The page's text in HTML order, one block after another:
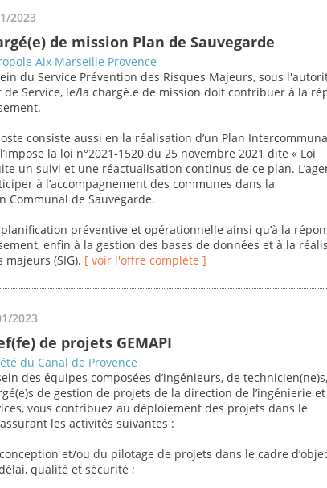
2023
de mission Plan de Sauvegarde
Aix Marseille Provence
du Service Prévention des Risques Majeurs, sous
de Service, le/la chargé.e de mission doit contribuer à la
consiste aussi en la réalisation d’un Plan
la loi n°2021-1520 du 25 novembre 2021 dite « Loi
un suivi et une réactualisation continus de ce plan.
à l’accompagnement des communes dans la
Communal de Sauvegarde.
préventive et opérationnelle ainsi qu’à la
enfin à la gestion des bases de données et à la
(SIG). [ voir l'offre complète ]
2023
de projets GEMAPI
du Canal de Provence
des équipes composées d’ingénieurs, de
de gestion de projets de la direction de l’ingénierie
vous contribuez au déploiement des projets dans le
les activités suivantes :
et/ou du pilotage de projets dans le cadre
qualité et sécurité ;